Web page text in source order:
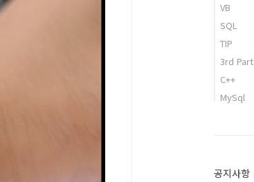
VB
SQL
TIP
3rd Part
C++
MySql
공지사항